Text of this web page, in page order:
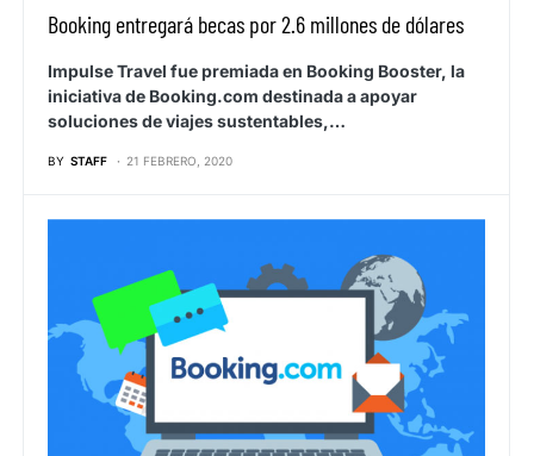
Booking entregará becas por 2.6 millones de dólares
Impulse Travel fue premiada en Booking Booster, la
iniciativa de Booking.com destinada a apoyar
soluciones de viajes sustentables,…
BY STAFF 21 FEBRERO, 2020